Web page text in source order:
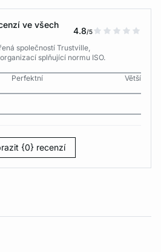
ve všech
4.8/5
společností Trustville,
splňující normu ISO.
Perfektní
Větší
{0} recenzí